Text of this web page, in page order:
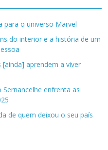
para o universo Marvel
do interior e a história de um
aprendem a viver
Sernancelhe enfrenta as
de quem deixou o seu país